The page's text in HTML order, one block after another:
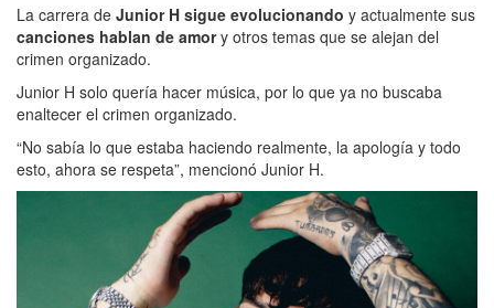
La carrera de Junior H sigue evolucionando y actualmente sus
canciones hablan de amory otros temas que se alejan del
crimen organizado.
Junior H solo quería hacer música, por lo que ya no buscaba
enaltecer el crimen organizado.
“No sabía lo que estaba haciendo realmente, la apología y todo
esto, ahora se respeta”, mencionó Junior H.